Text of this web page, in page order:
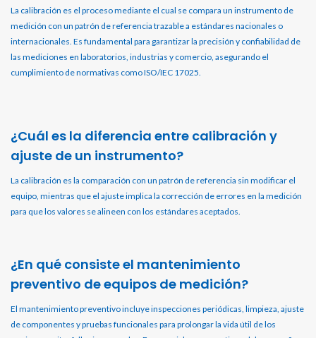
La calibración es el proceso mediante el cual se compara un instrumento de
medición con un patrón de referencia trazable a estándares nacionales o
internacionales. Es fundamental para garantizar la precisión y confiabilidad de
las mediciones en laboratorios, industrias y comercio, asegurando el
cumplimiento de normativas como ISO/IEC 17025.
¿Cuál es la diferencia entre calibración y
ajuste de un instrumento?
La calibración es la comparación con un patrón de referencia sin modificar el
equipo, mientras que el ajuste implica la corrección de errores en la medición
para que los valores se alineen con los estándares aceptados.
¿En qué consiste el mantenimiento
preventivo de equipos de medición?
El mantenimiento preventivo incluye inspecciones periódicas, limpieza, ajuste
de componentes y pruebas funcionales para prolongar la vida útil de los